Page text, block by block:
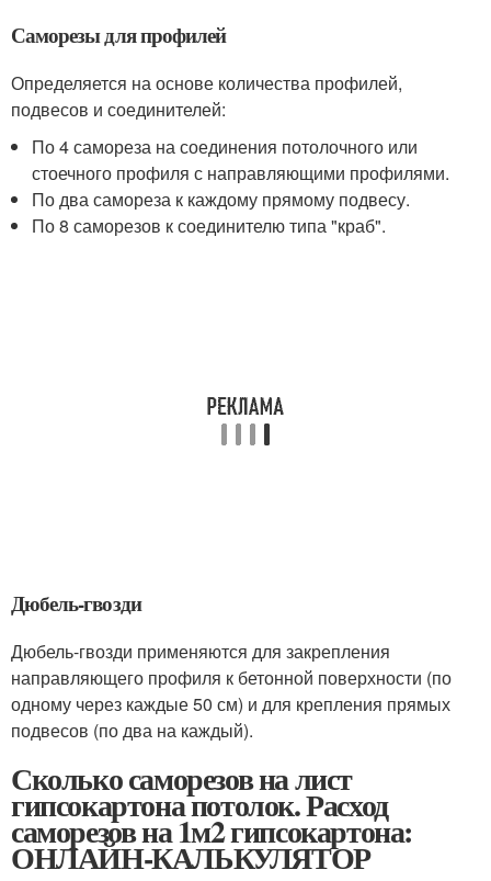
Саморезы для профилей
Определяется на основе количества профилей,
подвесов и соединителей:
По 4 самореза на соединения потолочного или
стоечного профиля с направляющими профилями.
По два самореза к каждому прямому подвесу.
По 8 саморезов к соединителю типа "краб".
Дюбель-гвозди
Дюбель-гвозди применяются для закрепления
направляющего профиля к бетонной поверхности (по
одному через каждые 50 см) и для крепления прямых
подвесов (по два на каждый).
Сколько саморезов на лист
гипсокартона потолок. Расход
саморезов на 1м2 гипсокартона:
ОНЛАЙН-КАЛЬКУЛЯТОР